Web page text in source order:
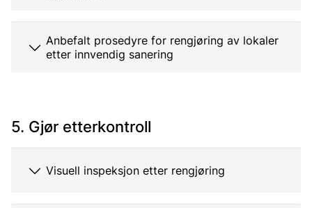
Anbefalt prosedyre for rengjøring av lokaler
etter innvendig sanering
5. Gjør etterkontroll
Visuell inspeksjon etter rengjøring